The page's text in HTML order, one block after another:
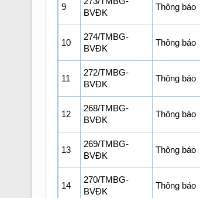
9
BVĐK
Thông báo
10
274/TMBG-
BVĐK
Thông báo
11
272/TMBG-
BVĐK
Thông báo
12
268/TMBG-
BVĐK
Thông báo
13
269/TMBG-
BVĐK
Thông báo
14
270/TMBG-
BVĐK
Thông báo